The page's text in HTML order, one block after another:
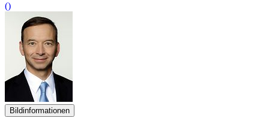
()
Bildinformationen